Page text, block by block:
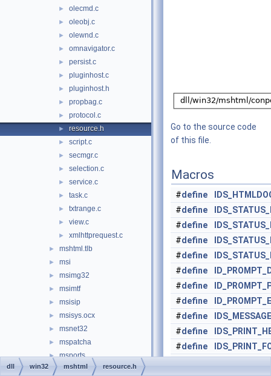
► olecmd.c
► oleobj.c
► olewnd.c
► omnavigator.c
► persist.c
► pluginhost.c
► pluginhost.h
► propbag.c
► protocol.c
► resource.h
► script.c
► secmgr.c
► selection.c
► service.c
► task.c
► txtrange.c
► view.c
► xmlhttprequest.c
► mshtml.tlb
► msi
► msimg32
► msimtf
► msisip
► msisys.ocx
► msnet32
► mspatcha
► msports
► msrle32
Go to the source code
of this file.
Macros
#define
#define
#define
#define
#define
#define
#define
#define
#define
#define
#define
dll win32 mshtml resource.h